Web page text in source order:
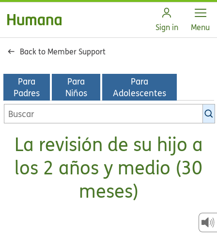
Sign in Open
Menu
Back to Member Support
Para
Padres
Para
Niños
Para
Adolescentes
Buscar
en
biblioteca
KidsHealth
La revisión de su hijo a
los 2 años y medio (30
meses)